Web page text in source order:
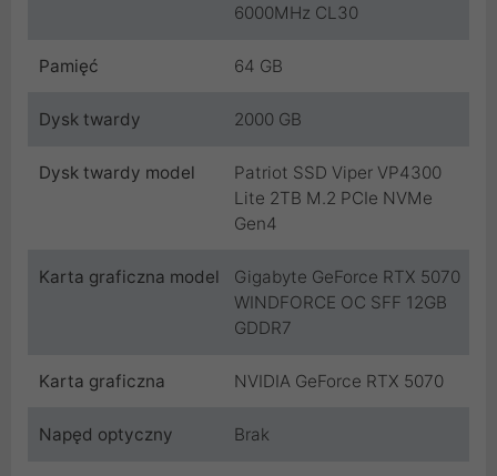
6000MHz CL30
Pamięć 64 GB
Dysk twardy 2000 GB
Dysk twardy model
Patriot SSD Viper VP4300
Lite 2TB M.2 PCIe NVMe
Gen4
Karta graficzna model
Gigabyte GeForce RTX 5070
WINDFORCE OC SFF 12GB
GDDR7
Karta graficzna NVIDIA GeForce RTX 5070
Napęd optyczny Brak